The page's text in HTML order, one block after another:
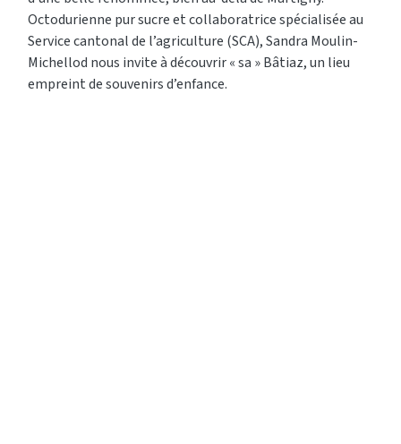
Octodurienne pur sucre et collaboratrice spécialisée au
Service cantonal de l’agriculture (SCA), Sandra Moulin-
Michellod nous invite à découvrir « sa » Bâtiaz, un lieu
empreint de souvenirs d’enfance.